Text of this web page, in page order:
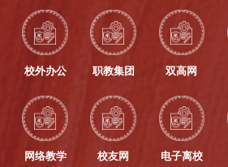
校外办公 职教集团 双高网
网络教学 校友网 电子离校